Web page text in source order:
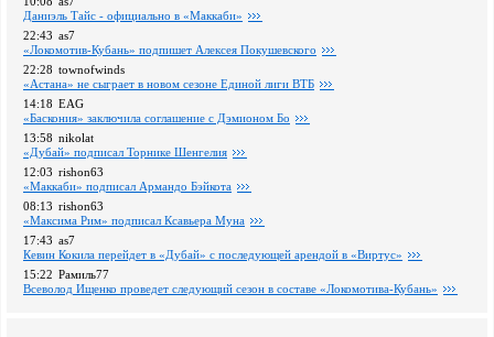
Даниэль Тайс - официально в «Маккаби»
22:43 as7
«Локомотив-Кубань» подпишет Алексея Покушевского
22:28 townofwinds
«Астана» не сыграет в новом сезоне Единой лиги ВТБ
14:18 EAG
«Баскония» заключила соглашение с Дэмионом Бо
13:58 nikolat
«Дубай» подписал Торнике Шенгелия
12:03 rishon63
«Маккаби» подписал Армандо Бэйкота
08:13 rishon63
«Максима Рим» подписал Ксавьера Муна
17:43 as7
Кевин Кокила перейдет в «Дубай» с последующей арендой в «Виртус»
15:22 Рамиль77
Всеволод Ищенко проведет следующий сезон в составе «Локомотива-Кубань»